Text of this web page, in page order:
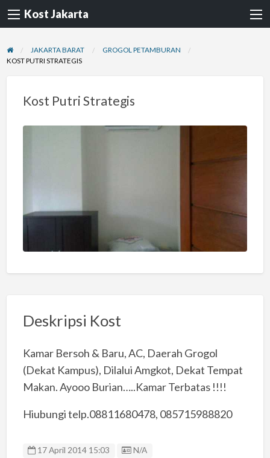
Kost Jakarta
JAKARTA BARAT
GROGOL PETAMBURAN
KOST PUTRI STRATEGIS
Kost Putri Strategis
Deskripsi Kost
Kamar Bersoh & Baru, AC, Daerah Grogol
(Dekat Kampus), Dilalui Amgkot, Dekat Tempat
Makan. Ayooo Burian…..Kamar Terbatas !!!!
Hiubungi telp.08811680478, 085715988820
17 April 2014 15:03 Listing ID
N/A